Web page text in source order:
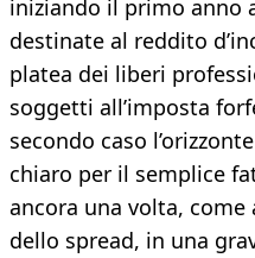
iniziando il primo anno
destinate al reddito
platea dei liberi
soggetti all’imposta
secondo caso
chiaro per il semplice
ancora una volta,
dello spread, in una